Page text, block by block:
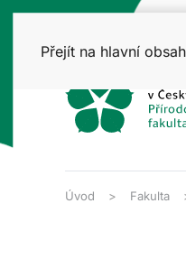
Přejít na hlavní obsah
Úvod Fakulta